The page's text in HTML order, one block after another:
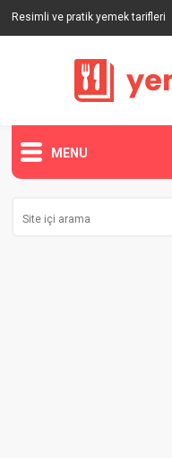
Resimli ve pratik yemek tarifleri
MENU